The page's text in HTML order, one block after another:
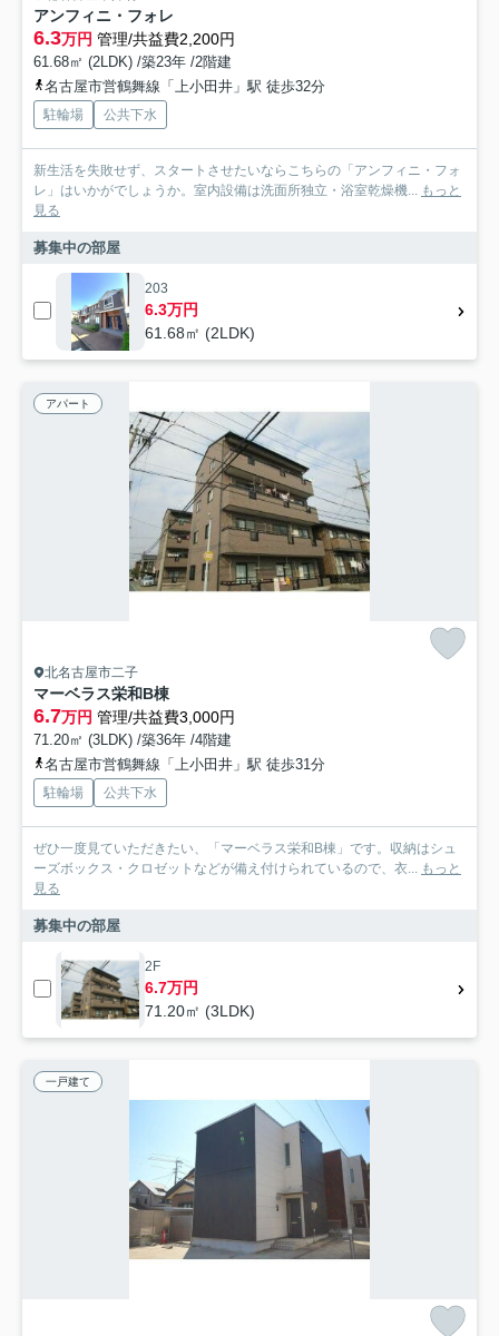
アンフィニ・フォレ
6.3万円 管理/共益費2,200円
61.68㎡ (2LDK) /築23年 /2階建
名古屋市営鶴舞線「上小田井」駅 徒歩32分
駐輪場 公共下水
新生活を失敗せず、スタートさせたいならこちらの「アンフィニ・フォ
レ」はいかがでしょうか。室内設備は洗面所独立・浴室乾燥機...
もっと
見る
募集中の部屋
203
6.3万円
61.68㎡ (2LDK)
アパート
北名古屋市二子
マーベラス栄和B棟
6.7万円 管理/共益費3,000円
71.20㎡ (3LDK) /築36年 /4階建
名古屋市営鶴舞線「上小田井」駅 徒歩31分
駐輪場 公共下水
ぜひ一度見ていただきたい、「マーベラス栄和B棟」です。収納はシュ
ーズボックス・クロゼットなどが備え付けられているので、衣...
もっと
見る
募集中の部屋
2F
6.7万円
71.20㎡ (3LDK)
一戸建て